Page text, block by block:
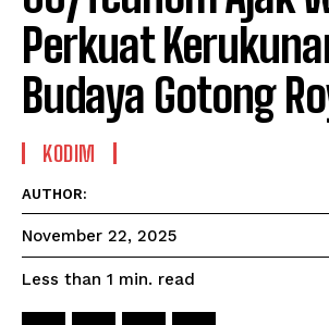
Perkuat
Budaya Gotong
KODIM
AUTHOR:
November 22, 2025
Less than 1 min. read